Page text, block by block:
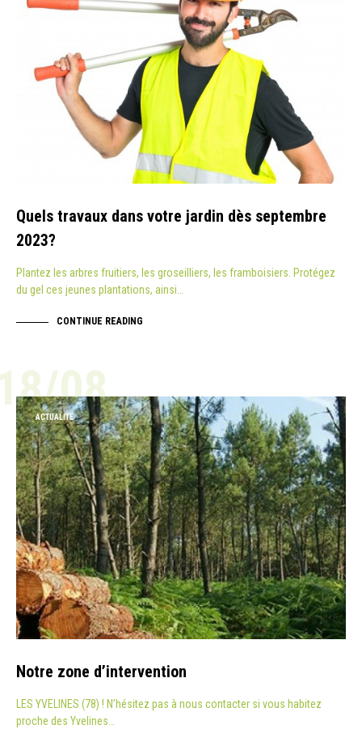
Quels travaux dans votre jardin dès septembre
2023?
Plantez les arbres fruitiers, les groseilliers, les framboisiers. Protégez
du gel ces jeunes plantations, ainsi…
CONTINUE READING
08
ACTUALITÉ
Notre zone d’intervention
LES YVELINES (78) ! N’hésitez pas à nous contacter si vous habitez
proche des Yvelines…